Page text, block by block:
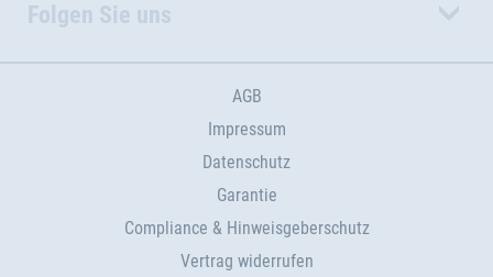
Folgen Sie uns
AGB
Impressum
Datenschutz
Garantie
Compliance & Hinweisgeberschutz
Vertrag widerrufen